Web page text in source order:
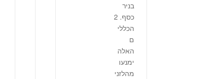
בניר
כסף. 2
הכללי
ם
האלה
ימנעו
מהלזני